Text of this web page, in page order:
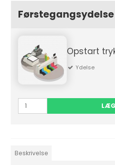
Opstart
Ydelse
Beskrivelse